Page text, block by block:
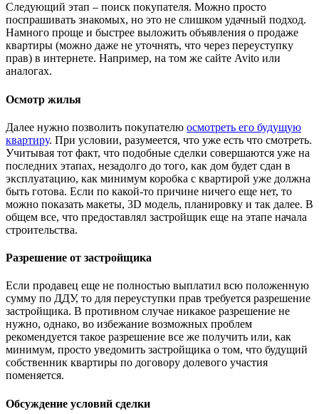
Следующий этап – поиск покупателя. Можно просто
поспрашивать знакомых, но это не слишком удачный подход.
Намного проще и быстрее выложить объявления о продаже
квартиры (можно даже не уточнять, что через переуступку
прав) в интернете. Например, на том же сайте Avito или
аналогах.
Осмотр жилья
Далее нужно позволить покупателю осмотреть его будущую
квартиру. При условии, разумеется, что уже есть что смотреть.
Учитывая тот факт, что подобные сделки совершаются уже на
последних этапах, незадолго до того, как дом будет сдан в
эксплуатацию, как минимум коробка с квартирой уже должна
быть готова. Если по какой-то причине ничего еще нет, то
можно показать макеты, 3D модель, планировку и так далее. В
общем все, что предоставлял застройщик еще на этапе начала
строительства.
Разрешение от застройщика
Если продавец еще не полностью выплатил всю положенную
сумму по ДДУ, то для переуступки прав требуется разрешение
застройщика. В противном случае никакое разрешение не
нужно, однако, во избежание возможных проблем
рекомендуется такое разрешение все же получить или, как
минимум, просто уведомить застройщика о том, что будущий
собственник квартиры по договору долевого участия
поменяется.
Обсуждение условий сделки